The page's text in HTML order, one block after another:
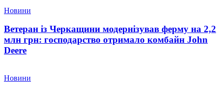
Новини
Ветеран із Черкащини модернізував ферму на 2,2
млн грн: господарство отримало комбайн John
Deere
Новини